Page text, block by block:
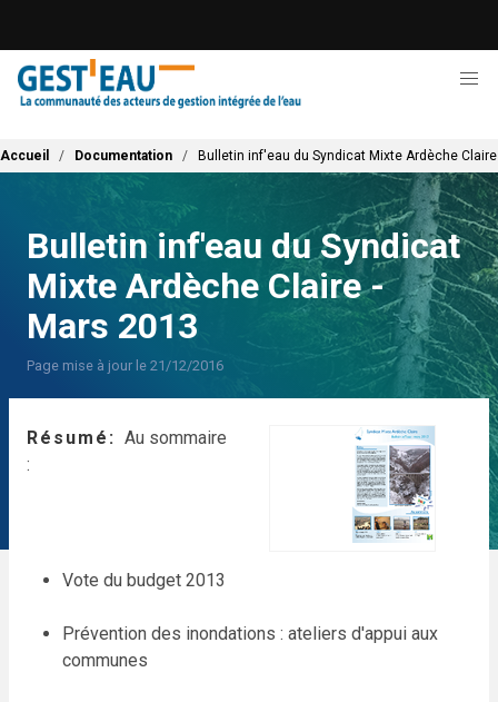
contenu
principal
Fil d'Ariane
Accueil Documentation Bulletin inf'eau du Syndicat Mixte Ardèche
Bulletin inf'eau du Syndicat
Mixte Ardèche Claire -
Mars 2013
Page mise à jour le 21/12/2016
Résumé
Au sommaire
:
Vote du budget 2013
Prévention des inondations : ateliers d'appui aux
communes